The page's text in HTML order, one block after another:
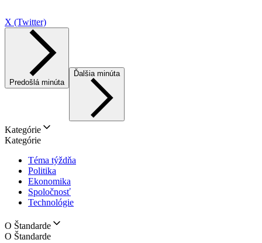
X (Twitter)
Predošlá minúta
Ďalšia minúta
Kategórie
Kategórie
Téma týždňa
Politika
Ekonomika
Spoločnosť
Technológie
O Štandarde
O Štandarde